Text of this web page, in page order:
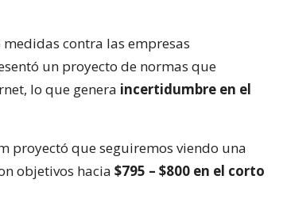
contra las empresas
un proyecto de normas que
lo que genera incertidumbre en el
proyectó que seguiremos viendo una
objetivos hacia $795 – $800 en el corto